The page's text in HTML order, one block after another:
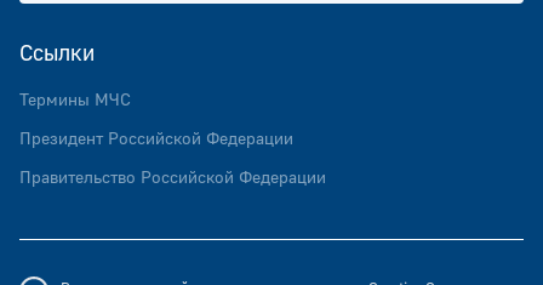
Ссылки
Термины МЧС
Президент Российской Федерации
Правительство Российской Федерации